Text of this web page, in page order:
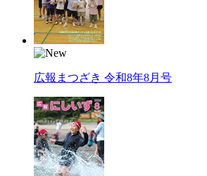
広報まつざき 令和8年8月号